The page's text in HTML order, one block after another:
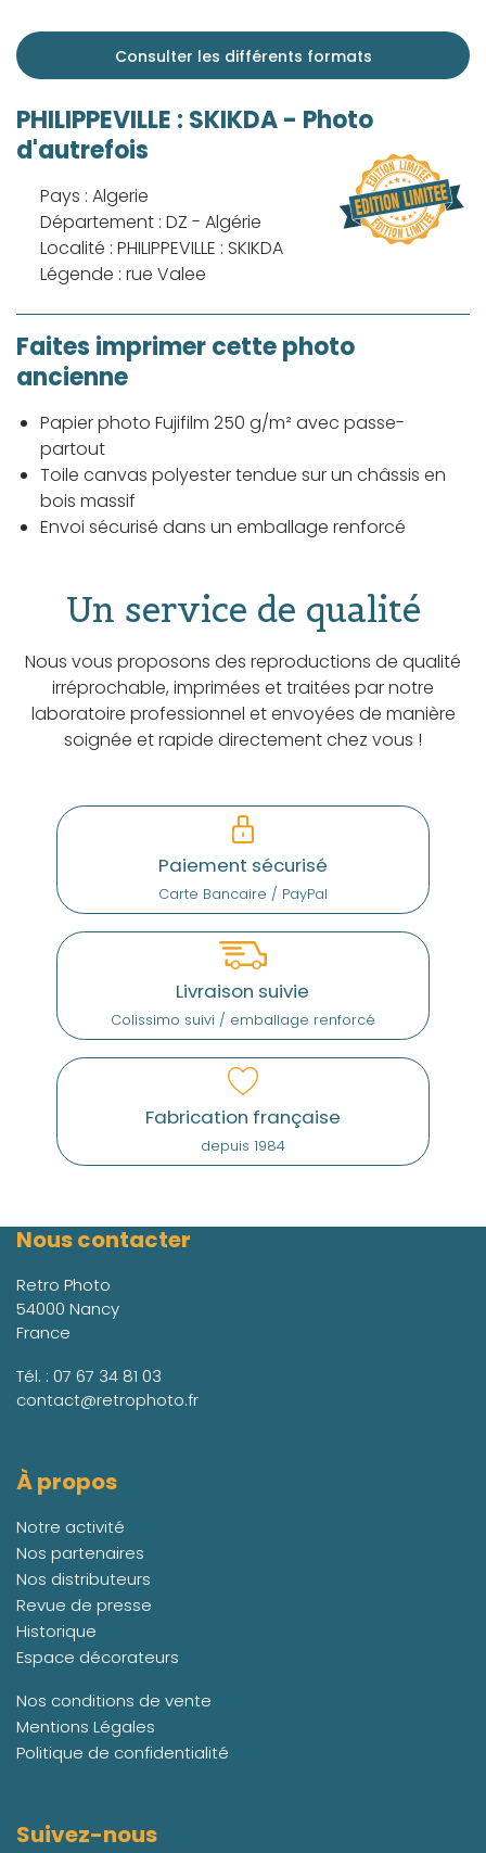
Consulter les différents formats
PHILIPPEVILLE : SKIKDA - Photo
d'autrefois
Pays : Algerie
Département : DZ - Algérie
Localité : PHILIPPEVILLE : SKIKDA
Légende : rue Valee
Faites imprimer cette photo
ancienne
Papier photo Fujifilm 250 g/m² avec passe-
partout
Toile canvas polyester tendue sur un châssis en
bois massif
Envoi sécurisé dans un emballage renforcé
Un service de qualité
Nous vous proposons des reproductions de qualité
irréprochable, imprimées et traitées par notre
laboratoire professionnel et envoyées de manière
soignée et rapide directement chez vous !
Paiement sécurisé
Carte Bancaire / PayPal
Livraison suivie
Colissimo suivi / emballage renforcé
Fabrication française
depuis 1984
Nous contacter
Retro Photo
54000 Nancy
France
Tél. : 07 67 34 81 03
contact@retrophoto.fr
À propos
Notre activité
Nos partenaires
Nos distributeurs
Revue de presse
Historique
Espace décorateurs
Nos conditions de vente
Mentions Légales
Politique de confidentialité
Suivez-nous